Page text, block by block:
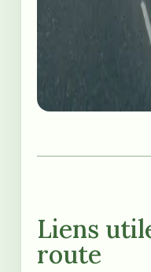
Liens
route